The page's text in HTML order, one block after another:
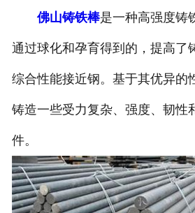
佛山铸铁棒是一种高强度铸
通过球化和孕育得到的，提高了
综合性能接近钢。基于其优异的
铸造一些受力复杂、强度、韧性
件。